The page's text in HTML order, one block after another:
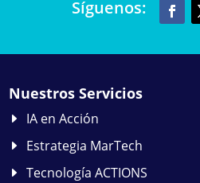
Síguenos:
Nuestros Servicios
IA en Acción
Estrategia MarTech
Tecnología ACTIONS